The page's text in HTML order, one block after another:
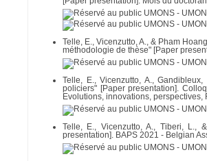
Telle, E., Vicenzutto, A., & Pham
méthodologie de thèse" [Paper
Telle, E., Vicenzutto, A.,
policiers" [Paper presentation].
Evolutions, innovations, perspectives,
Telle, E., Vicenzutto, A., Tiberi, L.,
presentation]. BAPS 2021 - Belgian